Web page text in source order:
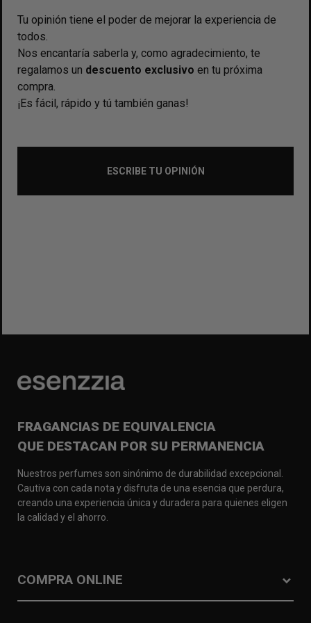
Tu opinión tiene el poder de mejorar la experiencia de
todos.
Nos encantaría saberla y, como agradecimiento, te
regalamos un descuento exclusivo en tu próxima
compra.
¡Es fácil, rápido y tú también ganas!
ESCRIBE TU OPINIÓN
FRAGANCIAS DE EQUIVALENCIA
QUE DESTACAN POR SU PERMANENCIA
Nuestros perfumes son sinónimo de durabilidad excepcional.
Cautiva con cada nota y disfruta de una esencia que perdura,
creando una experiencia única y duradera para quienes eligen
la calidad y el ahorro.
COMPRA ONLINE